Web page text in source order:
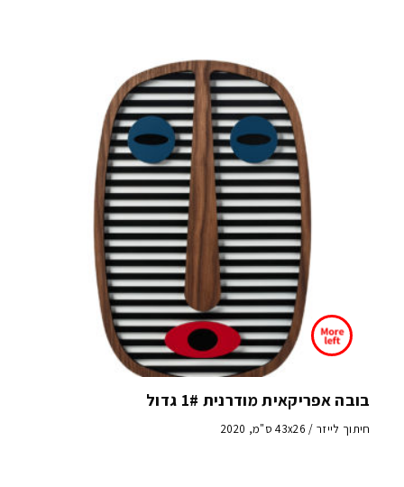
בובה אפריקאית מודרנית 1# גדול
חיתוך לייזר / 43x26 ס"מ, 2020